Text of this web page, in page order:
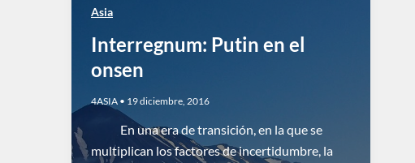
Asia
Interregnum: Putin en el
onsen
4ASIA • 19 diciembre, 2016
En una era de transición, en la que se
multiplican los factores de incertidumbre, la